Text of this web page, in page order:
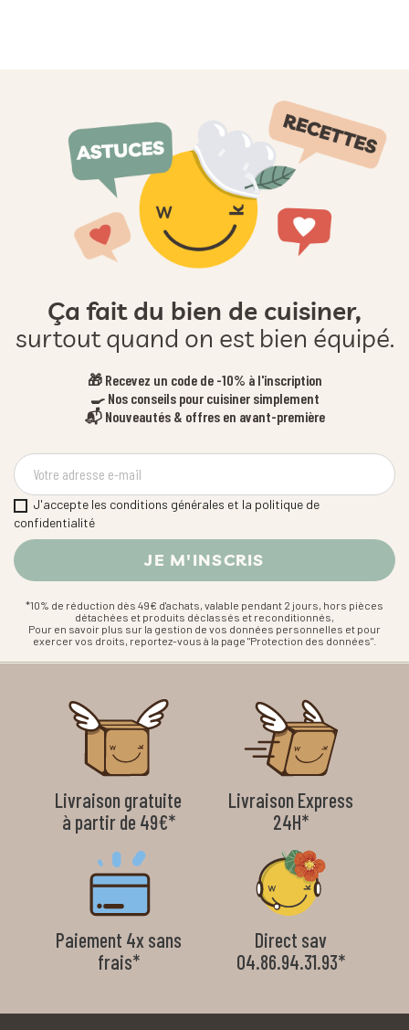
Ça fait du bien de cuisiner,
surtout quand on est bien équipé.
🎁 Recevez un code de -10% à l'inscription
🍳 Nos conseils pour cuisiner simplement
📬 Nouveautés & offres en avant-première
J'accepte les conditions générales et la politique de
confidentialité
*10% de réduction dès 49€ d'achats, valable pendant 2 jours, hors pièces
détachées et produits déclassés et reconditionnés,
Pour en savoir plus sur la gestion de vos données personnelles et pour
exercer vos droits, reportez-vous à la page "Protection des données".
Livraison gratuite
à partir de 49€*
Livraison Express
24H*
Paiement 4x sans
frais*
Direct sav
04.86.94.31.93*